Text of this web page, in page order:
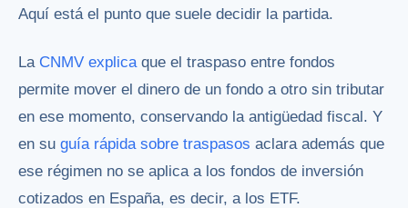
Aquí está el punto que suele decidir la partida.
La CNMV explicaque el traspaso entre fondos
permite mover el dinero de un fondo a otro sin tributar
en ese momento, conservando la antigüedad fiscal. Y
en su guía rápida sobre traspasos aclara además que
ese régimen no se aplica a los fondos de inversión
cotizados en España, es decir, a los ETF.